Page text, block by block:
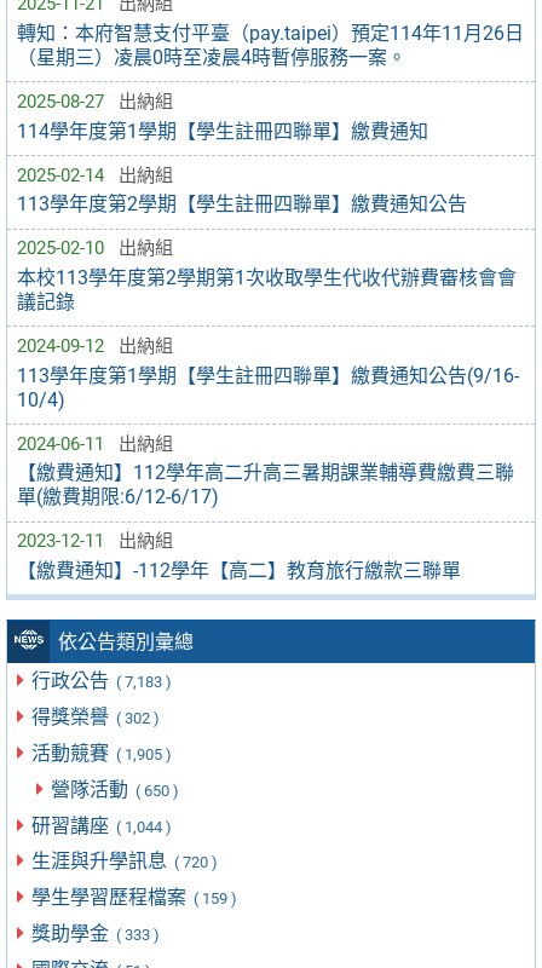
轉知：本府智慧支付平臺（pay.taipei）預定114年11月26日
（星期三）凌晨0時至凌晨4時暫停服務一案。
2025-08-27 出納組
114學年度第1學期【學生註冊四聯單】繳費通知
2025-02-14 出納組
113學年度第2學期【學生註冊四聯單】繳費通知公告
2025-02-10 出納組
本校113學年度第2學期第1次收取學生代收代辦費審核會會
議記錄
2024-09-12 出納組
113學年度第1學期【學生註冊四聯單】繳費通知公告(9/16-
10/4)
2024-06-11 出納組
【繳費通知】112學年高二升高三暑期課業輔導費繳費三聯
單(繳費期限:6/12-6/17)
2023-12-11 出納組
【繳費通知】-112學年【高二】教育旅行繳款三聯單
依公告類別彙總
行政公告 ( 7,183 )
得獎榮譽 ( 302 )
活動競賽 ( 1,905 )
營隊活動 ( 650 )
研習講座 ( 1,044 )
生涯與升學訊息 ( 720 )
學生學習歷程檔案 ( 159 )
獎助學金 ( 333 )